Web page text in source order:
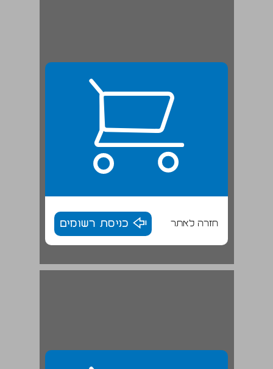
חזרה לאתר כניסת רשומים